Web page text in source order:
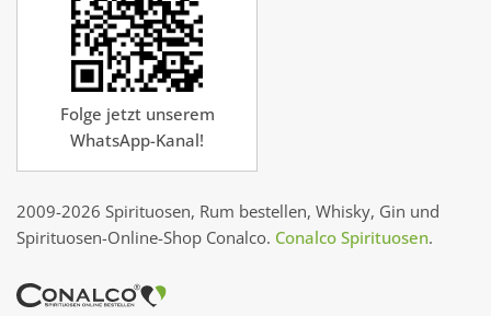
Folge jetzt unserem
WhatsApp-Kanal!
2009-2026 Spirituosen, Rum bestellen, Whisky, Gin und
Spirituosen-Online-Shop Conalco. Conalco Spirituosen.